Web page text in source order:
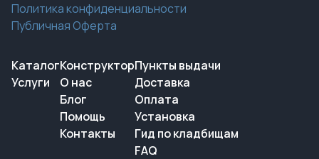
Политика конфиденциальности
Публичная Оферта
Каталог
Услуги
Конструктор
О нас
Блог
Помощь
Контакты
Пункты выдачи
Доставка
Оплата
Установка
Гид по кладбищам
FAQ